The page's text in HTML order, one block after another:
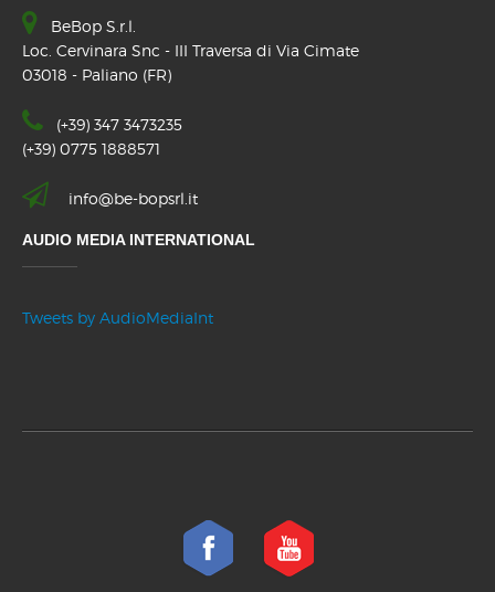
BeBop S.r.l.
Loc. Cervinara Snc - III Traversa di Via Cimate
03018 - Paliano (FR)
(+39) 347 3473235
(+39) 0775 1888571
info@be-bopsrl.it
AUDIO MEDIA INTERNATIONAL
Tweets by AudioMediaInt